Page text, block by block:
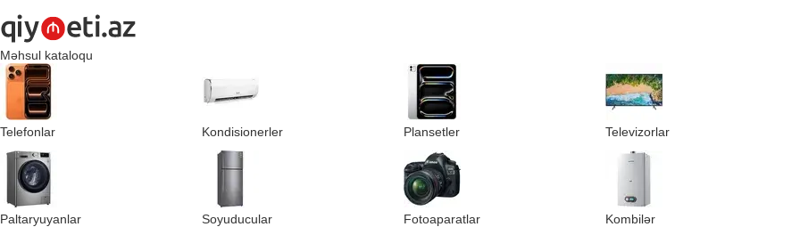
Məhsul kataloqu
Telefonlar Kondisionerler Plansetler Televizorlar
Paltaryuyanlar Soyuducular Fotoaparatlar Kombilər